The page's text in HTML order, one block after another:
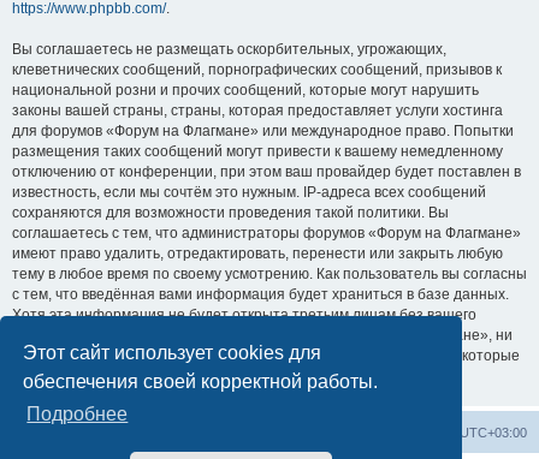
Этот сайт использует cookies для
обеспечения своей корректной работы.
Подробнее
https://www.phpbb.com/.
Вы соглашаетесь не размещать оскорбительных, угрожающих,
клеветнических сообщений, порнографических сообщений, призывов к
национальной розни и прочих сообщений, которые могут нарушить
законы вашей страны, страны, которая предоставляет услуги хостинга
для форумов «Форум на Флагмане» или международное право. Попытки
размещения таких сообщений могут привести к вашему немедленному
отключению от конференции, при этом ваш провайдер будет поставлен в
известность, если мы сочтём это нужным. IP-адреса всех сообщений
сохраняются для возможности проведения такой политики. Вы
соглашаетесь с тем, что администраторы форумов «Форум на Флагмане»
имеют право удалить, отредактировать, перенести или закрыть любую
тему в любое время по своему усмотрению. Как пользователь вы согласны
с тем, что введённая вами информация будет храниться в базе данных.
Хотя эта информация не будет открыта третьим лицам без вашего
разрешения, ни администрация конференции «Форум на Флагмане», ни
phpBB Limited не может быть ответственна за действия хакеров, которые
могут привести к несанкционированному доступу к ней.
UTC+03:00